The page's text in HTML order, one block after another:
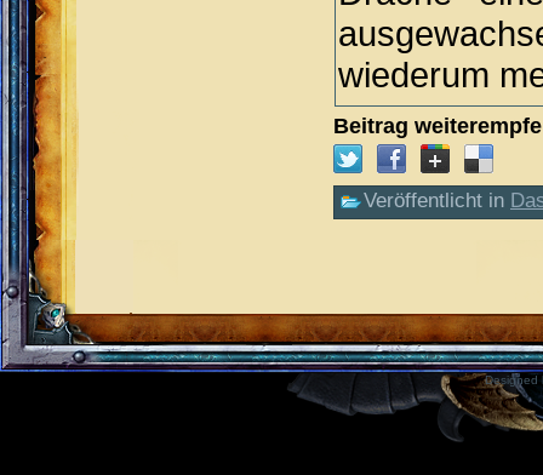
wiederum
Beitrag
Veröffentlicht in